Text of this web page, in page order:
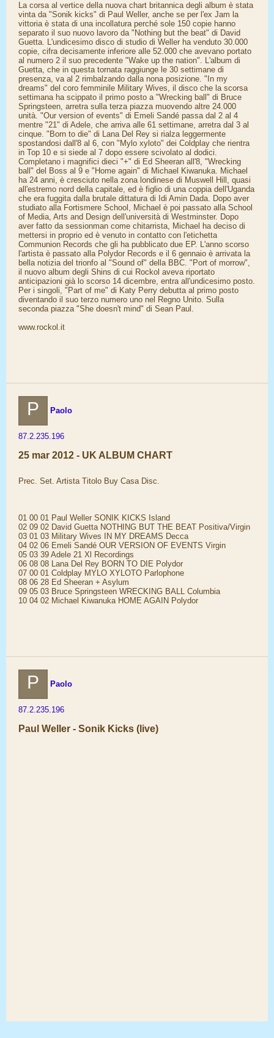
La corsa al vertice della nuova chart britannica degli album è stata
vinta da "Sonik kicks" di Paul Weller, anche se per l'ex Jam la
vittoria è stata di una incollatura perché sole 150 copie hanno
separato il suo nuovo lavoro da "Nothing but the beat" di David
Guetta. L'undicesimo disco di studio di Weller ha venduto 30.000
copie, cifra decisamente inferiore alle 52.000 che avevano portato
al numero 2 il suo precedente "Wake up the nation". L'album di
Guetta, che in questa tornata raggiunge le 30 settimane di
presenza, va al 2 rimbalzando dalla nona posizione. "In my
dreams" del coro femminile Military Wives, il disco che la scorsa
settimana ha scippato il primo posto a "Wrecking ball" di Bruce
Springsteen, arretra sulla terza piazza muovendo altre 24.000
unità. "Our version of events" di Emeli Sandé passa dal 2 al 4
mentre "21" di Adele, che arriva alle 61 settimane, arretra dal 3 al
cinque. "Born to die" di Lana Del Rey si rialza leggermente
spostandosi dall'8 al 6, con "Mylo xyloto" dei Coldplay che rientra
in Top 10 e si siede al 7 dopo essere scivolato al dodici.
Completano i magnifici dieci "+" di Ed Sheeran all'8, "Wrecking
ball" del Boss al 9 e "Home again" di Michael Kiwanuka. Michael
ha 24 anni, è cresciuto nella zona londinese di Muswell Hill, quasi
all'estremo nord della capitale, ed è figlio di una coppia dell'Uganda
che era fuggita dalla brutale dittatura di Idi Amin Dada. Dopo aver
studiato alla Fortismere School, Michael è poi passato alla School
of Media, Arts and Design dell'università di Westminster. Dopo
aver fatto da sessionman come chitarrista, Michael ha deciso di
mettersi in proprio ed è venuto in contatto con l'etichetta
Communion Records che gli ha pubblicato due EP. L'anno scorso
l'artista è passato alla Polydor Records e il 6 gennaio è arrivata la
bella notizia del trionfo al "Sound of" della BBC. "Port of morrow",
il nuovo album degli Shins di cui Rockol aveva riportato
anticipazioni già lo scorso 14 dicembre, entra all'undicesimo posto.
Per i singoli, "Part of me" di Katy Perry debutta al primo posto
diventando il suo terzo numero uno nel Regno Unito. Sulla
seconda piazza "She doesn't mind" di Sean Paul.
www.rockol.it
P Paolo
87.2.235.196
25 mar 2012 - UK ALBUM CHART
Prec. Set. Artista Titolo Buy Casa Disc.
01 00 01 Paul Weller SONIK KICKS Island
02 09 02 David Guetta NOTHING BUT THE BEAT Positiva/Virgin
03 01 03 Military Wives IN MY DREAMS Decca
04 02 06 Emeli Sandé OUR VERSION OF EVENTS Virgin
05 03 39 Adele 21 Xl Recordings
06 08 08 Lana Del Rey BORN TO DIE Polydor
07 00 01 Coldplay MYLO XYLOTO Parlophone
08 06 28 Ed Sheeran + Asylum
09 05 03 Bruce Springsteen WRECKING BALL Columbia
10 04 02 Michael Kiwanuka HOME AGAIN Polydor
P Paolo
87.2.235.196
Paul Weller - Sonik Kicks (live)